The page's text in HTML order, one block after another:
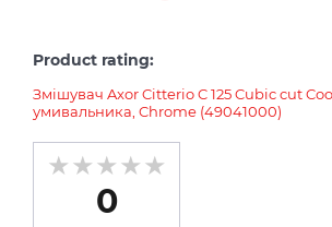
Product rating:
Змішувач Axor Citterio C 125 Cubic cut
умивальника, Chrome (49041000)
0